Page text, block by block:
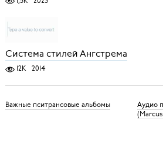
Система стилей Ангстрема
12K 2014
Важные пситрансовые альбомы
Аудио